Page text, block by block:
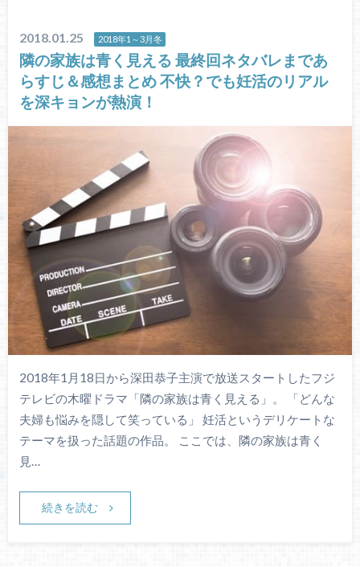
2018.01.25 2018年1～3月冬
隣の家族は青く見える 最終回ネタバレまであ
らすじ＆感想まとめ 不快？でも妊活のリアル
を深キョンが熱演！
2018年1月18日から深田恭子主演で放送スタートしたフジ
テレビの木曜ドラマ「隣の家族は青く見える」。 「どんな
夫婦も悩みを隠して笑っている」 妊活というデリケートな
テーマを扱った話題の作品。 ここでは、隣の家族は青く
見…
続きを読む